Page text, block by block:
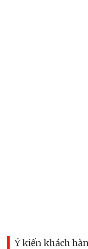
Ý kiến khách